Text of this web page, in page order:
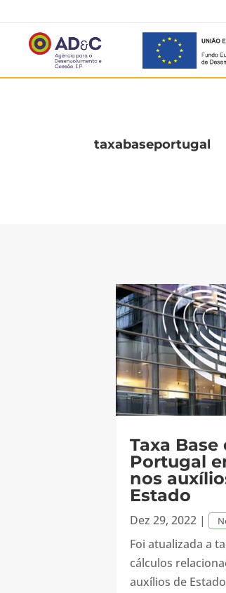
taxabaseportugal
Taxa Base
Portugal
nos
Estado
Dez 29, 2022 |
Foi atualizada a
cálculos
auxílios de